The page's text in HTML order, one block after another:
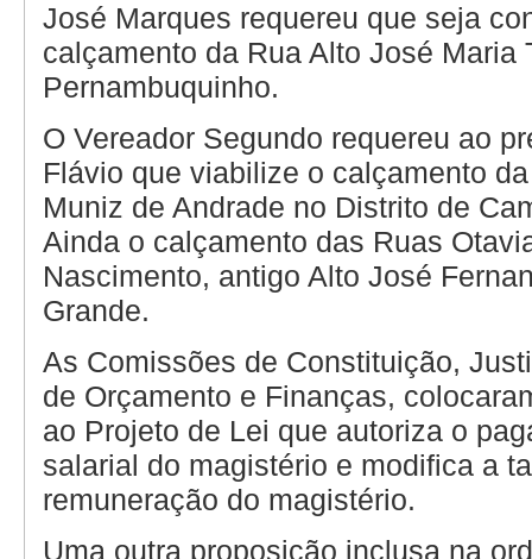
José Marques requereu que seja
calçamento da Rua Alto José Maria
Pernambuquinho.
O Vereador Segundo requereu ao
Flávio que viabilize o calçamento
Muniz de Andrade no Distrito de
Ainda o calçamento das Ruas
Nascimento, antigo Alto José
Grande.
As Comissões de Constituição,
de Orçamento e Finanças,
ao Projeto de Lei que autoriza o
salarial do magistério e modifica a
remuneração do magistério.
Uma outra proposição inclusa na